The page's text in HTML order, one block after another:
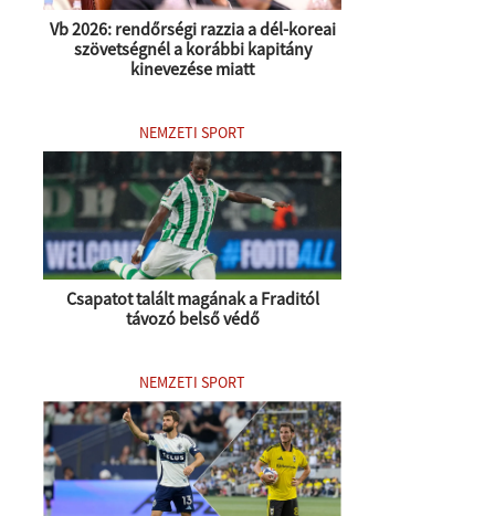
Vb 2026: rendőrségi razzia a dél-koreai
szövetségnél a korábbi kapitány
kinevezése miatt
NEMZETI SPORT
Csapatot talált magának a Fraditól
távozó belső védő
NEMZETI SPORT